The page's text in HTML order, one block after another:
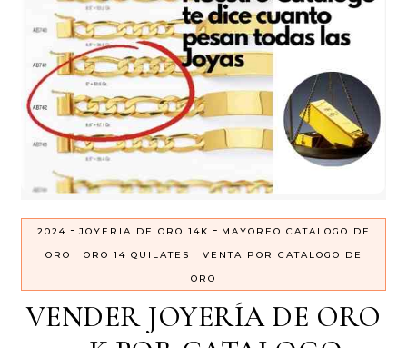
2024 - JOYERIA DE ORO 14K - MAYOREO CATALOGO DE
ORO - ORO 14 QUILATES - VENTA POR CATALOGO DE
ORO
VENDER JOYERÍA DE ORO